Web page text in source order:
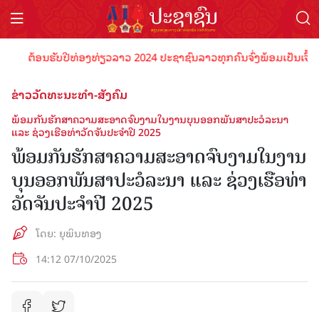
ຕ້ອນຮັບປີທ່ອງທ່ຽວລາວ 2024 ປະຊາຊົນລາວທຸກຄົນຈົ່ງພ້ອມເປັນເຈົ້າ
ຂ່າວວັດທະນະທຳ-ສັງຄົມ
ພ້ອມກັນຮັກສາຄວາມສະອາດຈົບງາມໃນງານບຸນອອກພັນສາປະວໍລະນາ
ແລະ ຊ່ວງເຮືອທ່າວັດຈັນປະຈໍາປີ 2025
ພ້ອມກັນຮັກສາຄວາມສະອາດຈົບງາມໃນງານ
ບຸນອອກພັນສາປະວໍລະນາ ແລະ ຊ່ວງເຮືອທ່າ
ວັດຈັນປະຈໍາປີ 2025
ໂດຍ: ຍຸພິນທອງ
14:12 07/10/2025